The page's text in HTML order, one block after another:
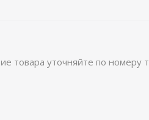
товара уточняйте по